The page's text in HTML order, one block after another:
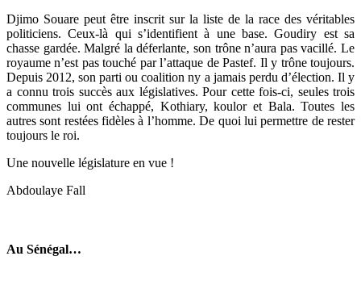
Djimo Souare peut être inscrit sur la liste de la race des véritables
politiciens. Ceux-là qui s’identifient à une base. Goudiry est sa
chasse gardée. Malgré la déferlante, son trône n’aura pas vacillé. Le
royaume n’est pas touché par l’attaque de Pastef. Il y trône toujours.
Depuis 2012, son parti ou coalition ny a jamais perdu d’élection. Il y
a connu trois succès aux législatives. Pour cette fois-ci, seules trois
communes lui ont échappé, Kothiary, koulor et Bala. Toutes les
autres sont restées fidèles à l’homme. De quoi lui permettre de rester
toujours le roi.
Une nouvelle législature en vue !
Abdoulaye Fall
Au Sénégal…